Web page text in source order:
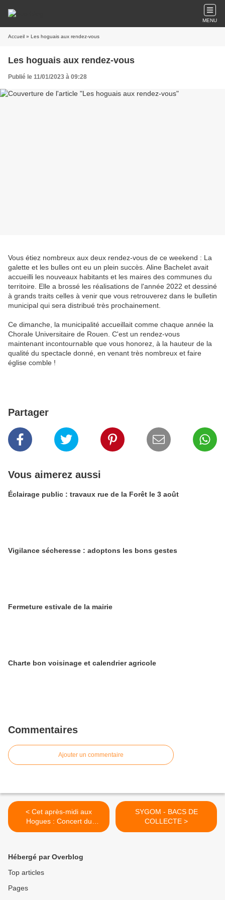
MENU
Accueil » Les hoguais aux rendez-vous
Les hoguais aux rendez-vous
Publié le 11/01/2023 à 09:28
Vous étiez nombreux aux deux rendez-vous de ce weekend : La
galette et les bulles ont eu un plein succès. Aline Bachelet avait
accueilli les nouveaux habitants et les maires des communes du
territoire. Elle a brossé les réalisations de l'année 2022 et dessiné
à grands traits celles à venir que vous retrouverez dans le bulletin
municipal qui sera distribué très prochainement.
Ce dimanche, la municipalité accueillait comme chaque année la
Chorale Universitaire de Rouen. C'est un rendez-vous
maintenant incontournable que vous honorez, à la hauteur de la
qualité du spectacle donné, en venant très nombreux et faire
église comble !
Partager
Vous aimerez aussi
Éclairage public : travaux rue de la Forêt le 3 août
Vigilance sécheresse : adoptons les bons gestes
​​​​​​​Fermeture estivale de la mairie
Charte bon voisinage et calendrier agricole
Commentaires
Ajouter un commentaire
< Cet après-midi aux
Hogues : Concert du
Nouvel An
SYGOM - BACS DE
COLLECTE >
Hébergé par Overblog
Top articles
Pages